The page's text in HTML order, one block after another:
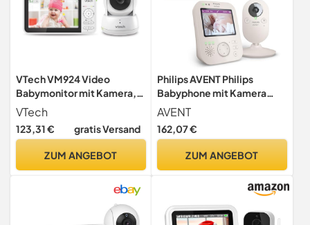
VTech VM924 Video
Babymonitor mit Kamera,
5" LCD-Display, Lange
Akkulaufzeit, Nachtsicht,
300 Meter Reichweite,
Beruhigende Geräusche,
VTech
123,31 € gratis Versand
ZUM ANGEBOT
Philips AVENT Philips
Babyphone mit Kamera
Premium - DEKRA
Zertifiziert privat und sicher
- 3.5" Display, x4 Zoom,
und Thermometer
AVENT
162,07 €
ZUM ANGEBOT